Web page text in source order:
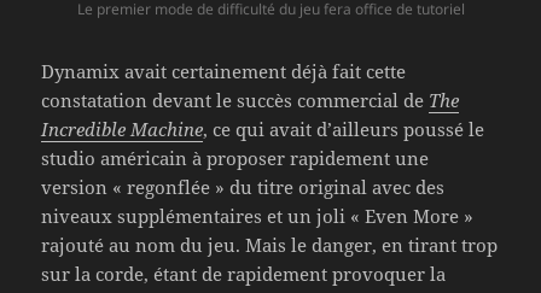
Le premier mode de difficulté du jeu fera office de tutoriel
Dynamix avait certainement déjà fait cette
constatation devant le succès commercial de The
Incredible Machine, ce qui avait d’ailleurs poussé le
studio américain à proposer rapidement une
version « regonflée » du titre original avec des
niveaux supplémentaires et un joli « Even More »
rajouté au nom du jeu. Mais le danger, en tirant trop
sur la corde, étant de rapidement provoquer la